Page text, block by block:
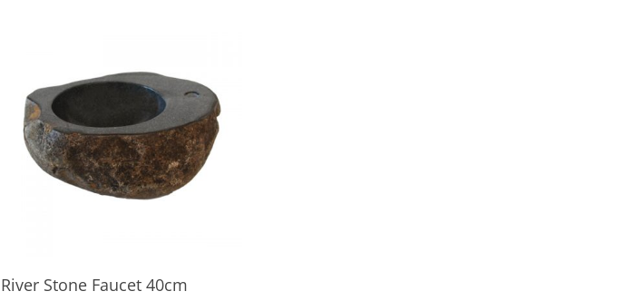
In den Warenkorb
River Stone Faucet 40cm